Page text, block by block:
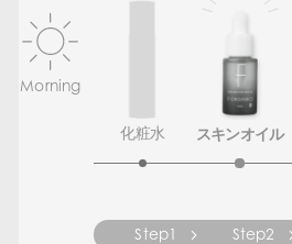
Morning
化粧水 スキンオイル
Step1 Step2